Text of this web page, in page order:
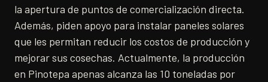
la apertura de puntos de comercialización directa.
Además, piden apoyo para instalar paneles solares
que les permitan reducir los costos de producción y
mejorar sus cosechas. Actualmente, la producción
en Pinotepa apenas alcanza las 10 toneladas por